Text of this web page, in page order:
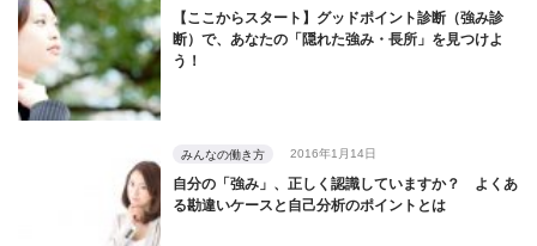
【ここからスタート】グッドポイント診断（強み診
断）で、あなたの「隠れた強み・長所」を見つけよ
う！
みんなの働き方 2016年1月14日
自分の「強み」、正しく認識していますか？ よくあ
る勘違いケースと自己分析のポイントとは